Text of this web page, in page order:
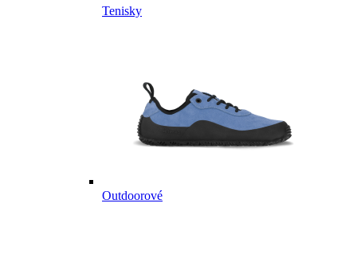
Tenisky
Outdoorové